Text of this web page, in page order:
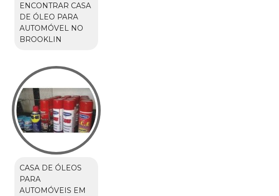
ENCONTRAR CASA
DE ÓLEO PARA
AUTOMÓVEL NO
BROOKLIN
CASA DE ÓLEOS
PARA
AUTOMÓVEIS EM